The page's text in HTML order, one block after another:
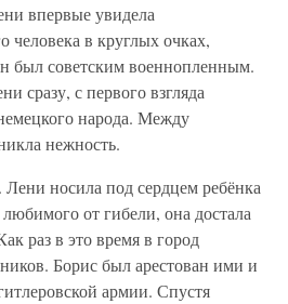
впервые увидела
человека в круглых очках,
был советским военнопленным.
сразу, с первого взгляда
народа. Между
нежность.
носила под сердцем ребёнка
от гибели, она достала
раз в это время в город
Борис был арестован ими и
армии. Спустя